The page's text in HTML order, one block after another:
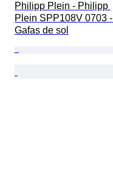
Philipp Plein - Philipp
Plein SPP108V 0703 -
Gafas de sol